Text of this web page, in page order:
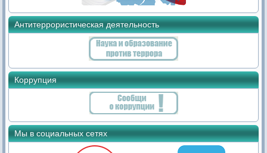
Антитеррористическая деятельность
Коррупция
Мы в социальных сетях